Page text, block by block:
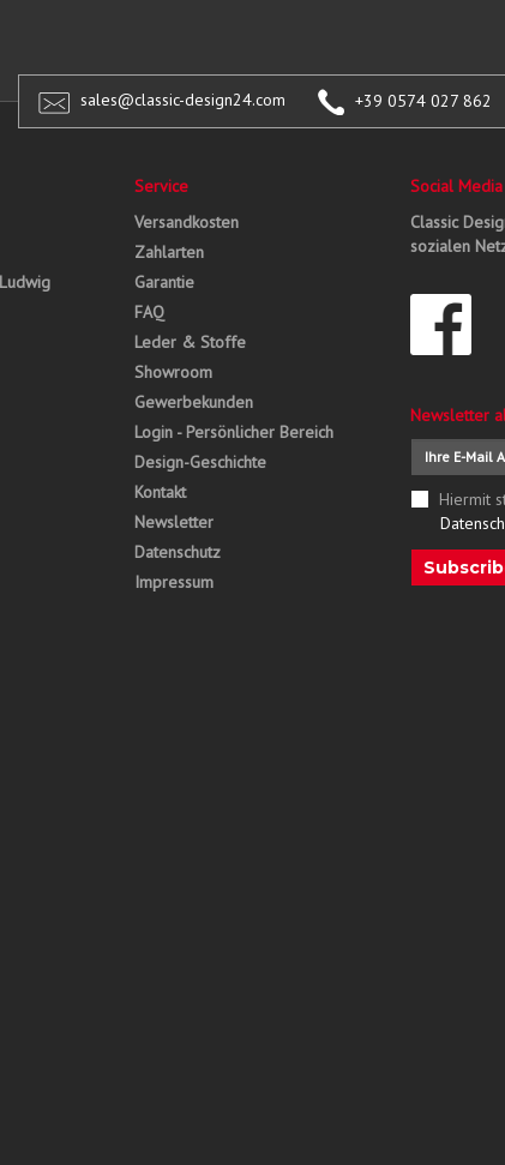
sales@classic-design24.com +39 0574 027 862
Service
Versandkosten
Zahlarten
Garantie
FAQ
Leder & Stoffe
Showroom
Gewerbekunden
Login - Persönlicher Bereich
Design-Geschichte
Kontakt
Newsletter
Datenschutz
Impressum
Social Media
Classic
sozialen
Newsletter
Hiermit